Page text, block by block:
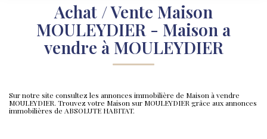
GESTION LOCATIVE
QUI SOMMES NOUS
Sélectionnez...
Type de bien
Surface min
Budget max Plus de critères
Achat / Vente Maison
MOULEYDIER - Maison a
vendre à MOULEYDIER
Sur notre site consultez les annonces immobilière de Maison à vendre
MOULEYDIER. Trouvez votre Maison sur MOULEYDIER grâce aux annonces
immobilières de ABSOLUTE HABITAT.